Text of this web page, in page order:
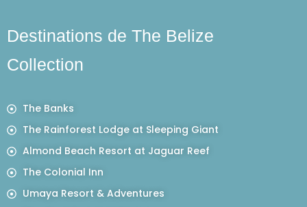
Destinations de The Belize
Collection
The Banks
The Rainforest Lodge at Sleeping Giant
Almond Beach Resort at Jaguar Reef
The Colonial Inn
Umaya Resort & Adventures